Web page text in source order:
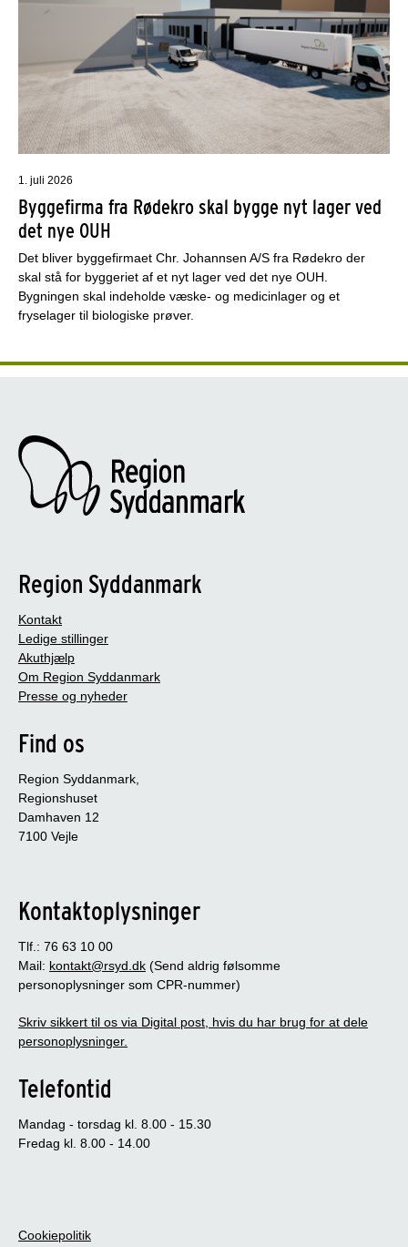
1. juli 2026
Byggefirma fra Rødekro skal bygge nyt lager ved
det nye OUH
Det bliver byggefirmaet Chr. Johannsen A/S fra Rødekro der
skal stå for byggeriet af et nyt lager ved det nye OUH.
Bygningen skal indeholde væske- og medicinlager og et
fryselager til biologiske prøver.
Region Syddanmark
Kontakt
Ledige stillinger
Akuthjælp
Om Region Syddanmark
Presse og nyheder
Find os
Region Syddanmark,
Regionshuset
Damhaven 12
7100 Vejle
Kontaktoplysninger
Tlf.: 76 63 10 00
Mail: kontakt@rsyd.dk (Send aldrig følsomme
personoplysninger som CPR-nummer)
Skriv sikkert til os via Digital post, hvis du har brug for at dele
personoplysninger.
Telefontid
Mandag - torsdag kl. 8.00 - 15.30
Fredag kl. 8.00 - 14.00
Cookiepolitik